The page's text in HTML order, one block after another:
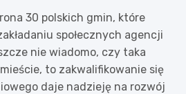
30 polskich gmin, które
społecznych agencji
nie wiadomo, czy taka
to zakwalifikowanie się
daje nadzieję na rozwój